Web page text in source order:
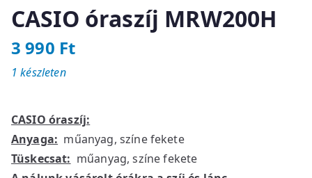
CASIO óraszíj MRW200H
3 990 Ft
CASIO óraszíj:
Anyaga: műanyag, színe fekete
Tüskecsat: műanyag, színe fekete
1 készleten